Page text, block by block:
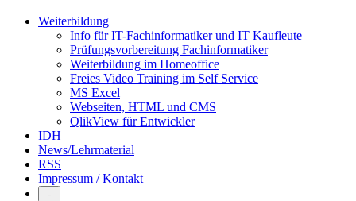
Weiterbildung
Info für IT-Fachinformatiker und IT Kaufleute
Prüfungsvorbereitung Fachinformatiker
Weiterbildung im Homeoffice
Freies Video Training im Self Service
MS Excel
Webseiten, HTML und CMS
QlikView für Entwickler
IDH
News/Lehrmaterial
RSS
Impressum / Kontakt
-